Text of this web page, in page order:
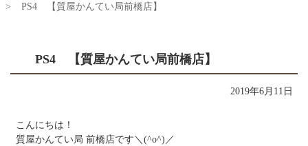
PS4 【質屋かんてい局前橋店】
PS4 【質屋かんてい局前橋店】
2019年6月11日
こんにちは！
質屋かんてい局 前橋店です＼(^o^)／